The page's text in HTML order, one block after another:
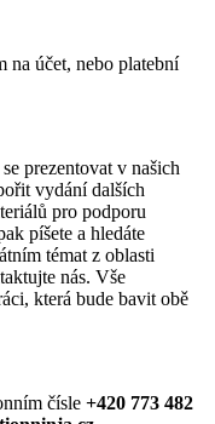
na účet, nebo platební
prezentovat v našich
vydání dalších
pro podporu
píšete a hledáte
témat z oblasti
nás. Vše
která bude bavit obě
čísle +420 773 482